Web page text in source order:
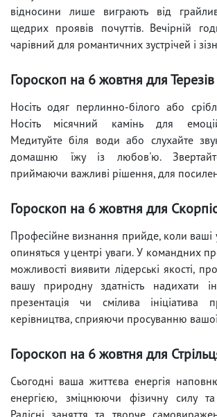
відносини лише виграють від
щедрих проявів почуттів. Вечірній
чарівний для романтичних зустрічей і
Гороскоп на 6 жовтня для Терезів
Носіть одяг перлинно-білого або
Носіть місячний камінь для
Медитуйте біля води або слухайте
домашню їжу із любов'ю.
приймаючи важливі рішення, для
Гороскоп на 6 жовтня для
Професійне визнання прийде, коли ваші
опиняться у центрі уваги. У командних
можливості виявити лідерські якості,
вашу природну здатність надихати
презентація чи смілива ініціатива
керівництва, сприяючи просуванню
Гороскоп на 6 жовтня для
Сьогодні ваша життєва енергія
енергією, зміцнюючи фізичну силу та
Радісні заняття та творче